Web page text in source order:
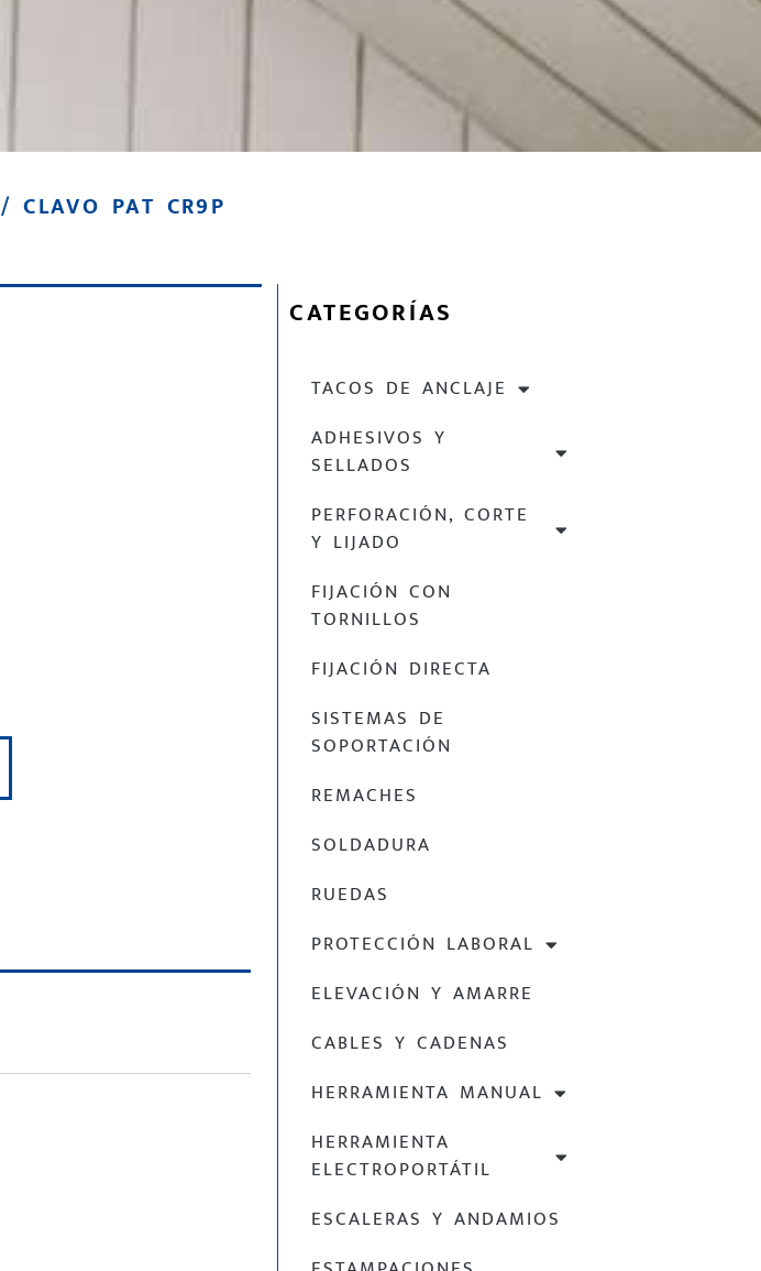
/ CLAVO PAT CR9P
CATEGORÍAS
TACOS DE ANCLAJE
ADHESIVOS Y
SELLADOS
PERFORACIÓN, CORTE
Y LIJADO
FIJACIÓN CON
TORNILLOS
FIJACIÓN DIRECTA
SISTEMAS DE
SOPORTACIÓN
REMACHES
SOLDADURA
RUEDAS
PROTECCIÓN LABORAL
ELEVACIÓN Y AMARRE
CABLES Y CADENAS
HERRAMIENTA MANUAL
HERRAMIENTA
ELECTROPORTÁTIL
ESCALERAS Y ANDAMIOS